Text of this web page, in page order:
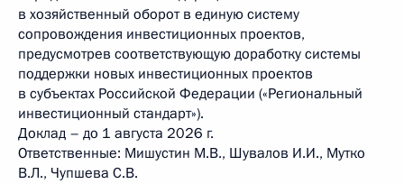
в хозяйственный оборот в единую систему
сопровождения инвестиционных проектов,
предусмотрев соответствующую доработку системы
поддержки новых инвестиционных проектов
в субъектах Российской Федерации («Региональный
инвестиционный стандарт»).
Доклад – до 1 августа 2026 г.
Ответственные: Мишустин М.В., Шувалов И.И., Мутко
В.Л., Чупшева С.В.